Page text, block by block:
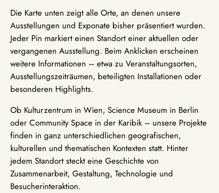
Die Karte unten zeigt alle Orte, an denen unsere
Ausstellungen und Exponate bisher präsentiert wurden.
Jeder Pin markiert einen Standort einer aktuellen oder
vergangenen Ausstellung. Beim Anklicken erscheinen
weitere Informationen – etwa zu Veranstaltungsorten,
Ausstellungszeiträumen, beteiligten Installationen oder
besonderen Highlights.
Ob Kulturzentrum in Wien, Science Museum in Berlin
oder Community Space in der Karibik – unsere Projekte
finden in ganz unterschiedlichen geografischen,
kulturellen und thematischen Kontexten statt. Hinter
jedem Standort steckt eine Geschichte von
Zusammenarbeit, Gestaltung, Technologie und
Besucherinteraktion.